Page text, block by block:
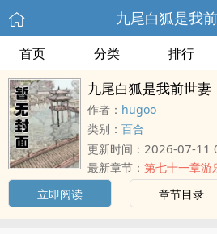
九尾白狐是我
首页 分类 排行
九尾白狐是我前世妻
作者： hugoo
类别： 百合
更新时间： 2026-07-11
最新章节： 第七十一章游
立即阅读
章节目录